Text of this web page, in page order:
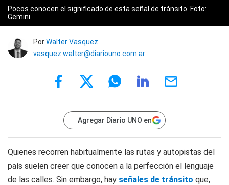
Pocos conocen el significado de esta señal de tránsito. Foto:
Gemini
PorWalter Vasquez
vasquez.walter@diariouno.com.ar
Agregar Diario UNO en
Quienes recorren habitualmente las rutas y autopistas del
país suelen creer que conocen a la perfección el lenguaje
de las calles. Sin embargo, hay señales de tránsito que,